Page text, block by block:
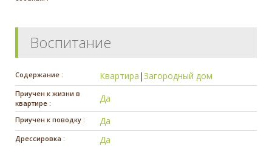
Воспитание
Содержание : Квартира |Загородный дом
Приучен к жизни в
квартире :
Да
Приучен к поводку : Да
Дрессировка : Да